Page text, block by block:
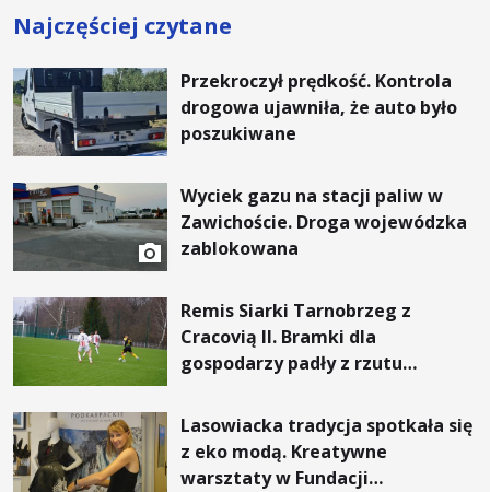
rachunki za energię, lepszy
komfort życia i... czystsze
Najczęściej czytane
Przekroczył prędkość. Kontrola
drogowa ujawniła, że auto było
poszukiwane
Wyciek gazu na stacji paliw w
Zawichoście. Droga wojewódzka
zablokowana
Remis Siarki Tarnobrzeg z
Cracovią II. Bramki dla
gospodarzy padły z rzutu
Lasowiacka tradycja spotkała się
z eko modą. Kreatywne
warsztaty w Fundacji